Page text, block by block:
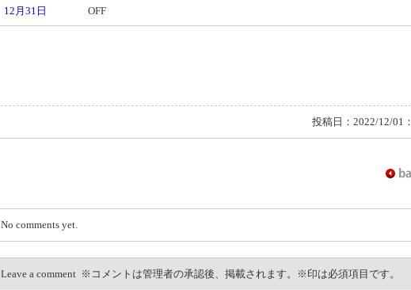
12月31日 OFF
投稿日：2022/12/01：
No comments yet.
Leave a comment ※コメントは管理者の承認後、掲載されます。※印は必須項目です。